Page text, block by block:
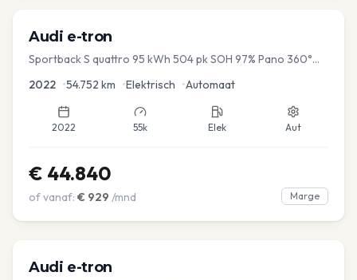
Audi e-tron
Sportback S quattro 95 kWh 504 pk SOH 97% Pano 360°
2022 •54.752 km •Elektrisch •Automaat
2022 55k Elek Aut
€ 44.840
of vanaf: € 929 /mnd Marge
Audi e-tron